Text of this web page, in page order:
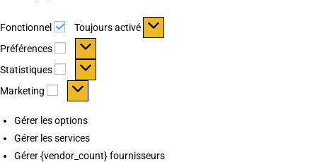
Fonctionnel Fonctionnel
Toujours activé
Préférences
Préférences
Statistiques Statistiques
Marketing Marketing
Gérer les options
Gérer les services
Gérer {vendor_count} fournisseurs